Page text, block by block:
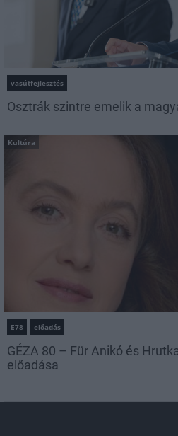
vasútfejlesztés
Osztrák szintre emelik a
Kultúra
E78 előadás
GÉZA 80 – Für Anikó és
előadása